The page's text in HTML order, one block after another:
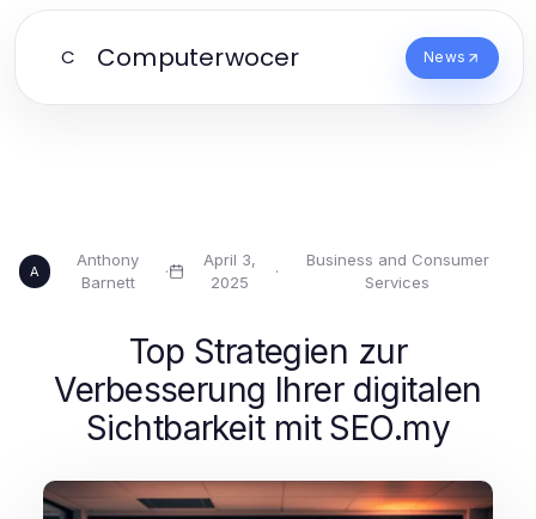
C Computerwocer News
A
Anthony
Barnett
·
April 3,
2025
·
Business and Consumer
Services
Top Strategien zur
Verbesserung Ihrer digitalen
Sichtbarkeit mit SEO.my